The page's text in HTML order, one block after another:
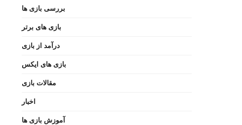
بررسی بازی ها
بازی های برتر
درآمد از بازی
بازی های ایکس
مقالات بازی
اخبار
آموزش بازی ها